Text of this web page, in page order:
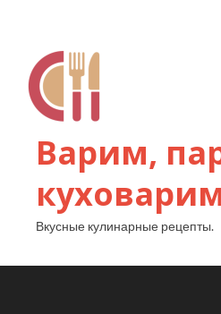
Варим,
Вкусные кулинарные рецепты.